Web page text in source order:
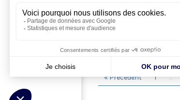
vendredi 2 avril 2021, à
partir d...
« Précédent 1 …